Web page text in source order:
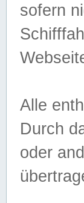
sofern
Alle
Durch
oder